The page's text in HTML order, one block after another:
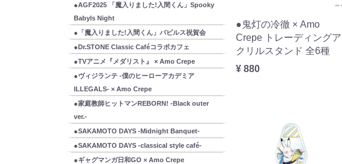
●AGF2025 「魔入りました!入間くん」Spooky
Babyls Night
●「魔入りました!入間くん」バビルス祝賀会
●Dr.STONE Classic Caféコラボカフェ
●TVアニメ『メダリスト』 × Amo Crepe
●ヴィジランテ -僕のヒーローアカデミア
ILLEGALS- × Amo Crepe
●家庭教師ヒットマンREBORN! -Black outer
ver.-
●SAKAMOTO DAYS -Midnight Banquet-
●SAKAMOTO DAYS -classical style café-
●ギャグマンガ日和GO × Amo Crepe
●鬼灯の冷徹 × Amo
Crepe トレーディングア
クリルスタンド 全6種
¥ 880